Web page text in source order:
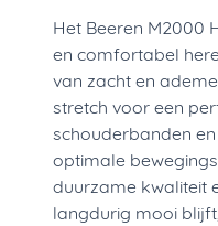
Het Beeren M2000
en comfortabel
van zacht en
stretch voor een
schouderbanden
optimale
duurzame kwaliteit
langdurig mooi